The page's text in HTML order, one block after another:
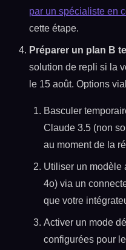
par un spécialiste en
cette étape.
Préparer un plan B
solution de repli si la
le 15 août. Options
Basculer
Claude 3.5 (non
au moment de la
Utiliser un modèle
4o) via un
que votre
Activer un mode
configurées pour